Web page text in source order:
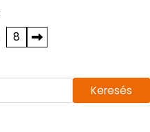
8
Keresés